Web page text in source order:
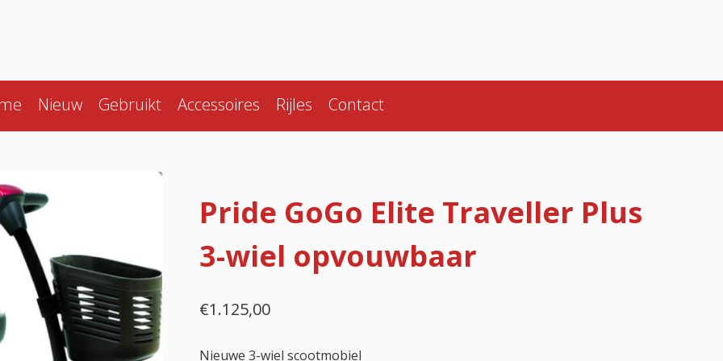
Nieuw Gebruikt Accessoires Rijles Contact
Pride GoGo Elite Traveller Plus
3-wiel opvouwbaar
€1.125,00
Nieuwe 3-wiel scootmobiel